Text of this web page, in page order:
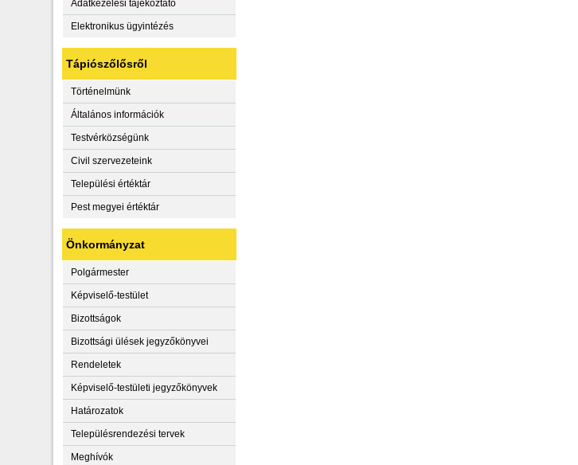
Adatkezelési tájékoztató
Elektronikus ügyintézés
Tápiószőlősről
Történelmünk
Általános információk
Testvérközségünk
Civil szervezeteink
Települési értéktár
Pest megyei értéktár
Önkormányzat
Polgármester
Képviselő-testület
Bizottságok
Bizottsági ülések jegyzőkönyvei
Rendeletek
Képviselő-testületi jegyzőkönyvek
Határozatok
Településrendezési tervek
Meghívók